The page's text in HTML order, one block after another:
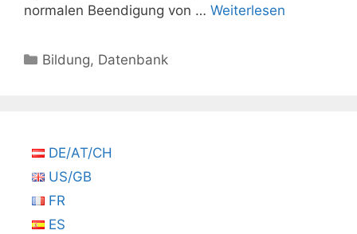
normalen Beendigung von … Weiterlesen
Kategorien
Bildung, Datenbank
DE/AT/CH
US/GB
FR
ES